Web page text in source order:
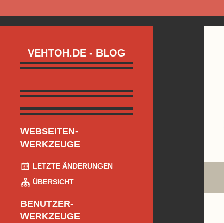
VEHTOH.DE - BLOG
WEBSEITEN-
WERKZEUGE
LETZTE ÄNDERUNGEN
ÜBERSICHT
BENUTZER-
WERKZEUGE